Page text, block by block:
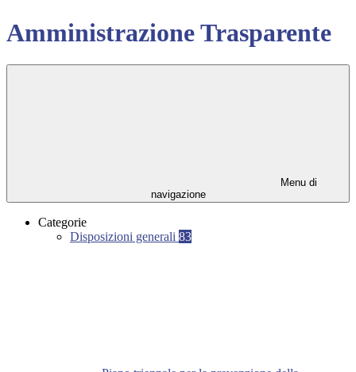
Amministrazione Trasparente
Menu di
navigazione
Categorie
Disposizioni generali 83